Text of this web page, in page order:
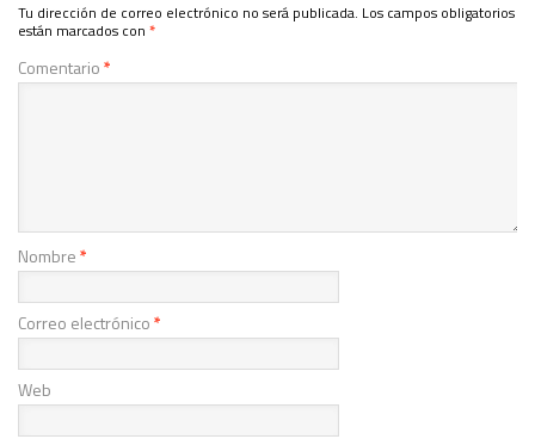
Tu dirección de correo electrónico no será publicada. Los campos obligatorios
están marcados con *
Comentario*
Nombre*
Correo electrónico*
Web